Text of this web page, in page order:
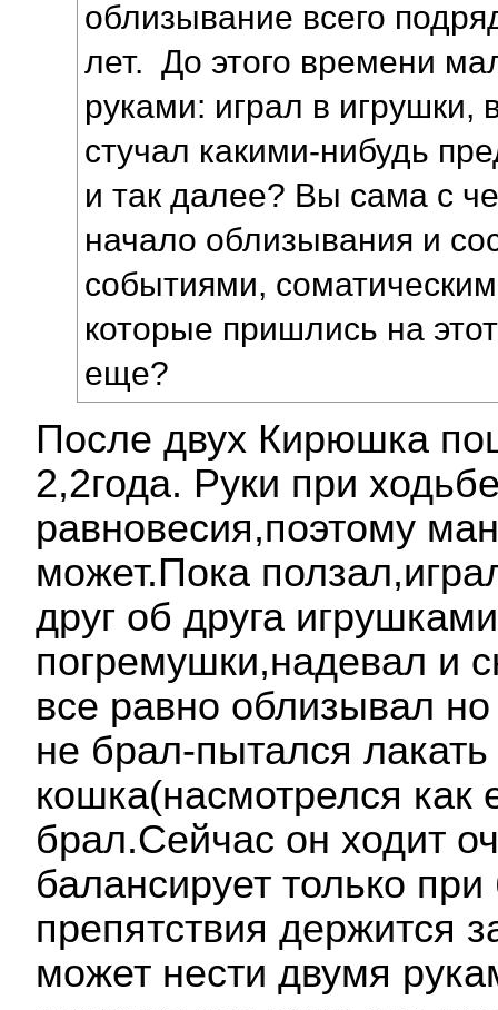
облизывание всего
лет. До этого времени
руками: играл в игрушки,
стучал какими-нибудь
и так далее? Вы сама с
начало облизывания и
событиями,
которые пришлись на
еще?
После двух Кирюшка
2,2года. Руки при
равновесия,поэтому
может.Пока
друг об друга
погремушки,надевал и
все равно облизывал
не брал-пытался лакать
кошка(насмотрелся как
брал.Сейчас он ходит
балансирует только
препятствия держится
может нести двумя